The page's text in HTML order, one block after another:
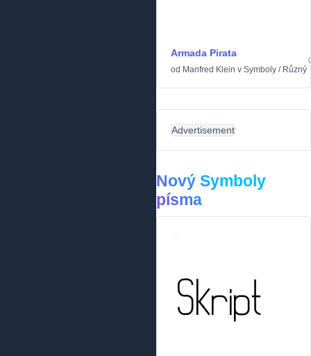
Armada Pirata
od Manfred Klein v Symboly / Různý
Advertisement
Nový Symboly
písma